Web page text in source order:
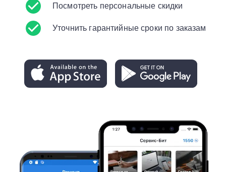
Посмотреть персональные скидки
Уточнить гарантийные сроки по заказам